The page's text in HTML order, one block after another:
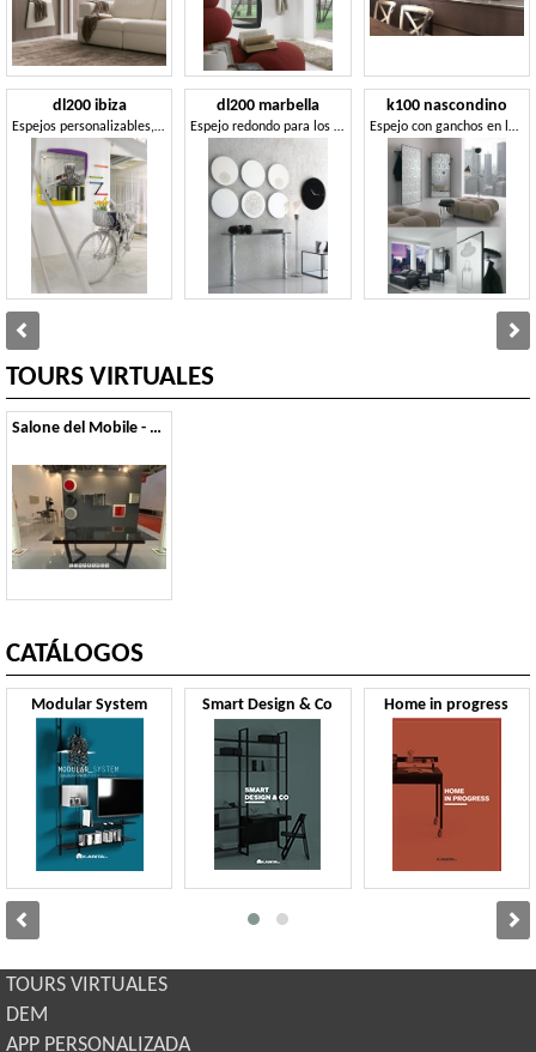
dl200 ibiza
Espejos personalizables, para el dormitorio del hotel
dl200 marbella
Espejo redondo para los modernos rrom de estar
k100 nascondino
Espejo con ganchos en la parte posterior del compartimiento
TOURS VIRTUALES
Salone del Mobile - 2011
CATÁLOGOS
Modular System Smart Design & Co Home in progress
TOURS VIRTUALES
DEM
APP PERSONALIZADA